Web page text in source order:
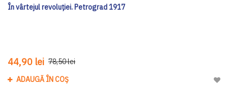
În vârtejul revoluției. Petrograd 1917
44,90 lei 78,50 lei
ADAUGĂ ÎN COȘ